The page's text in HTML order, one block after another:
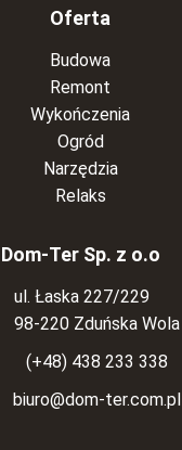
Oferta
Budowa
Remont
Wykończenia
Ogród
Narzędzia
Relaks
Dom-Ter Sp. z o.o
ul. Łaska 227/229
98-220 Zduńska Wola
(+48) 438 233 338
biuro@dom-ter.com.pl